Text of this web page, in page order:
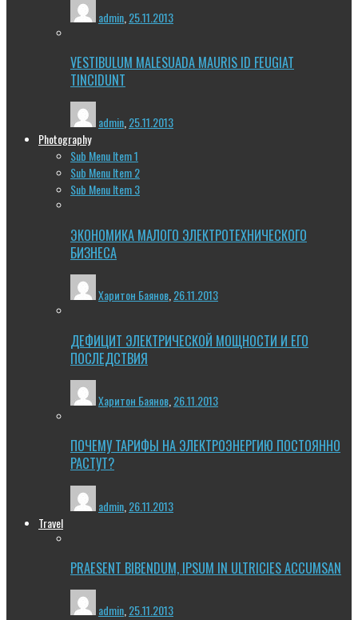
admin 25.11.2013
VESTIBULUM MALESUADA MAURIS ID FEUGIAT
TINCIDUNT
admin,25.11.2013
Photography
Sub Menu Item 1
Sub Menu Item 2
Sub Menu Item 3
ЭКОНОМИКА МАЛОГО ЭЛЕКТРОТЕХНИЧЕСКОГО
БИЗНЕСА
Харитон Баянов 26.11.2013
ДЕФИЦИТ ЭЛЕКТРИЧЕСКОЙ МОЩНОСТИ И ЕГО
ПОСЛЕДСТВИЯ
Харитон Баянов 26.11.2013
ПОЧЕМУ ТАРИФЫ НА ЭЛЕКТРОЭНЕРГИЮ ПОСТОЯННО
РАСТУТ?
admin 26.11.2013
Travel
PRAESENT BIBENDUM, IPSUM IN ULTRICIES ACCUMSAN
admin,25.11.2013